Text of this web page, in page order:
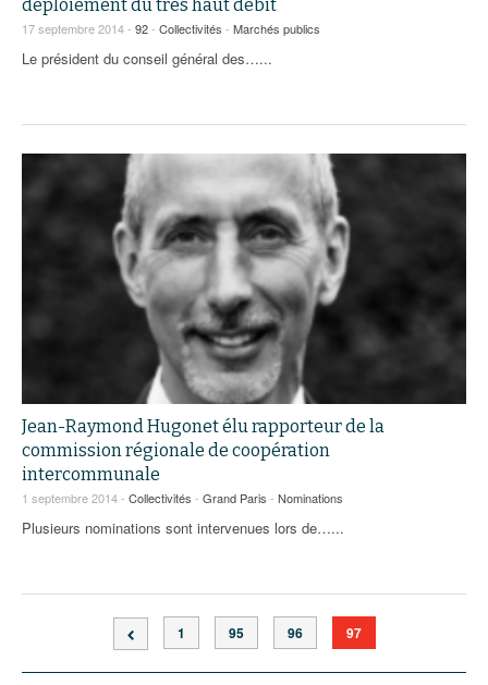
déploiement du très haut débit
17 septembre 2014 - 92- Collectivités - Marchés publics
Le président du conseil général des…...
Jean-Raymond Hugonet élu rapporteur de la
commission régionale de coopération
intercommunale
1 septembre 2014 - Collectivités - Grand Paris - Nominations
Plusieurs nominations sont intervenues lors de…...
1 95 96 97